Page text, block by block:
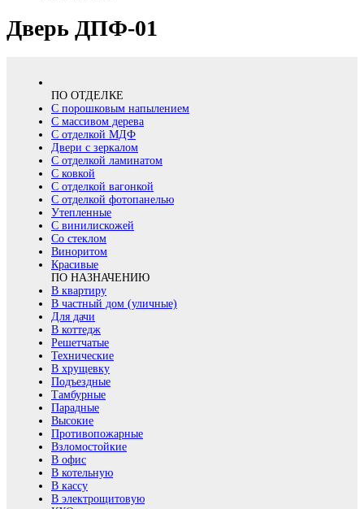
Дверь ДПФ-01
ПО ОТДЕЛКЕ
С порошковым напылением
С массивом дерева
С отделкой МДФ
Двери с зеркалом
С отделкой ламинатом
С ковкой
С отделкой вагонкой
С отделкой фотопанелью
Утепленные
С винилискожей
Со стеклом
Виноритом
Красивые
ПО НАЗНАЧЕНИЮ
В квартиру
В частный дом (уличные)
Для дачи
В коттедж
Решетчатые
Технические
В хрущевку
Подъездные
Тамбурные
Парадные
Высокие
Противопожарные
Взломостойкие
В офис
В котельную
В кассу
В электрощитовую